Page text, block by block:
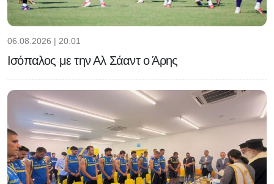
06.08.2026 | 20:01
Ισόπαλος με την Αλ Σάαντ ο Άρης